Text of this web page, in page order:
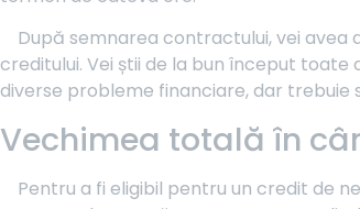
După semnarea contractului, vei
creditului. Vei știi de la bun început toate
diverse probleme financiare, dar trebuie
Vechimea totală în
Pentru a fi eligibil pentru un credit de